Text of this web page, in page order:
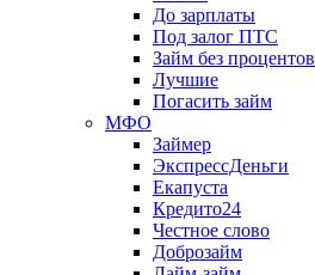
До зарплаты
Под залог ПТС
Займ без процентов
Лучшие
Погасить займ
МФО
Займер
ЭкспрессДеньги
Екапуста
Кредито24
Честное слово
Доброзайм